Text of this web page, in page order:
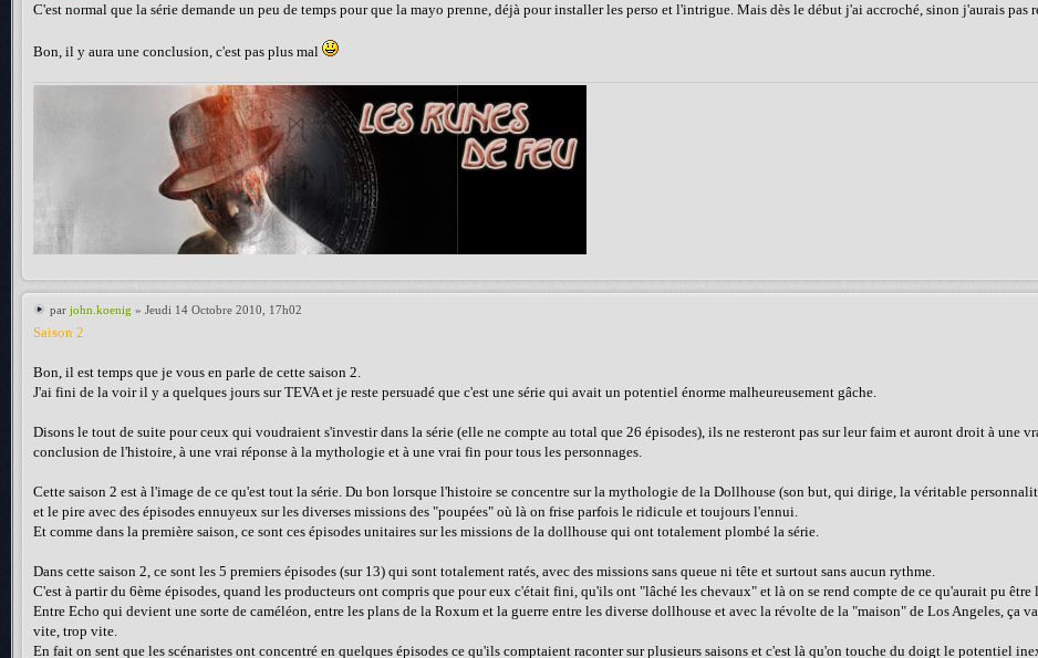
C'est normal que la série demande un peu de temps pour que la mayo prenne, déjà pour installer les perso et l'intrigue. Mais dès le début j'ai accroché, sinon j'aurais pas
Bon, il y aura une conclusion, c'est pas plus mal
par john.koenig » Jeudi 14 Octobre 2010, 17h02
Saison 2
Bon, il est temps que je vous en parle de cette saison 2.
J'ai fini de la voir il y a quelques jours sur TEVA et je reste persuadé que c'est une série qui avait un potentiel énorme malheureusement gâche.
Disons le tout de suite pour ceux qui voudraient s'investir dans la série (elle ne compte au total que 26 épisodes), ils ne resteront pas sur leur faim et auront droit à une
conclusion de l'histoire, à une vrai réponse à la mythologie et à une vrai fin pour tous les personnages.
Cette saison 2 est à l'image de ce qu'est tout la série. Du bon lorsque l'histoire se concentre sur la mythologie de la Dollhouse (son but, qui dirige, la véritable
et le pire avec des épisodes ennuyeux sur les diverses missions des "poupées" où là on frise parfois le ridicule et toujours l'ennui.
Et comme dans la première saison, ce sont ces épisodes unitaires sur les missions de la dollhouse qui ont totalement plombé la série.
Dans cette saison 2, ce sont les 5 premiers épisodes (sur 13) qui sont totalement ratés, avec des missions sans queue ni tête et surtout sans aucun rythme.
C'est à partir du 6ème épisodes, quand les producteurs ont compris que pour eux c'était fini, qu'ils ont "lâché les chevaux" et là on se rend compte de ce qu'aurait pu être
Entre Echo qui devient une sorte de caméléon, entre les plans de la Roxum et la guerre entre les diverse dollhouse et avec la révolte de la "maison" de Los Angeles, ça
vite, trop vite.
En fait on sent que les scénaristes ont concentré en quelques épisodes ce qu'ils comptaient raconter sur plusieurs saisons et c'est là qu'on touche du doigt le potentiel